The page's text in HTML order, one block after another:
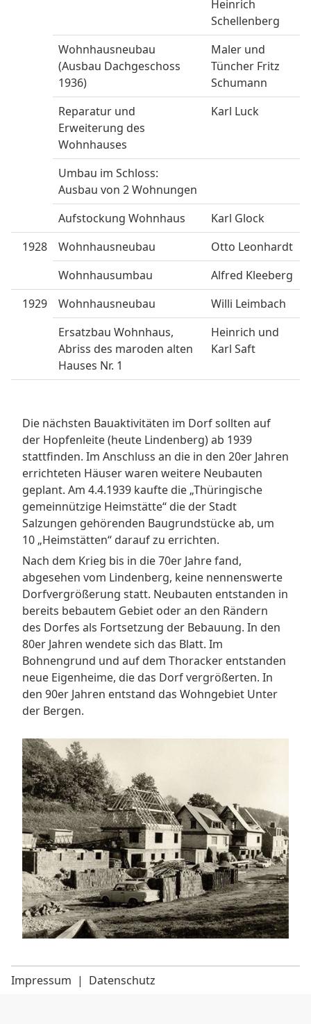
Heinrich
Schellenberg
Wohnhausneubau
(Ausbau Dachgeschoss
1936)
Maler und
Tüncher Fritz
Schumann
Reparatur und
Erweiterung des
Wohnhauses
Karl Luck
Umbau im Schloss:
Ausbau von 2 Wohnungen
Aufstockung Wohnhaus
Karl Glock
1928
Wohnhausneubau
Otto Leonhardt
Wohnhausumbau
Alfred Kleeberg
1929
Wohnhausneubau
Willi Leimbach
Ersatzbau Wohnhaus,
Abriss des maroden alten
Hauses Nr. 1
Heinrich und
Karl Saft
Die nächsten Bauaktivitäten im Dorf sollten auf
der Hopfenleite (heute Lindenberg) ab 1939
stattfinden. Im Anschluss an die in den 20er Jahren
errichteten Häuser waren weitere Neubauten
geplant. Am 4.4.1939 kaufte die „Thüringische
gemeinnützige Heimstätte“ die der Stadt
Salzungen gehörenden Baugrundstücke ab, um
10 „Heimstätten“ darauf zu errichten.
Nach dem Krieg bis in die 70er Jahre fand,
abgesehen vom Lindenberg, keine nennenswerte
Dorfvergrößerung statt. Neubauten entstanden in
bereits bebautem Gebiet oder an den Rändern
des Dorfes als Fortsetzung der Bebauung. In den
80er Jahren wendete sich das Blatt. Im
Bohnengrund und auf dem Thoracker entstanden
neue Eigenheime, die das Dorf vergrößerten. In
den 90er Jahren entstand das Wohngebiet Unter
der Bergen.
Impressum | Datenschutz